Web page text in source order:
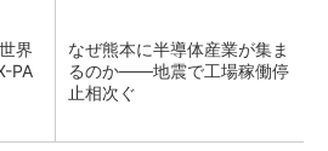
界
PA
なぜ熊本に半導体産業が集ま
るのか――地震で工場稼働停
止相次ぐ